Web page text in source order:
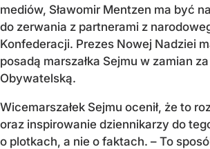
mediów, Sławomir Mentzen ma być
do zerwania z partnerami z
Konfederacji. Prezes Nowej Nadziei
posadą marszałka Sejmu w zamian
Obywatelską.
Wicemarszałek Sejmu ocenił, że to
oraz inspirowanie dziennikarzy do
o plotkach, a nie o faktach. – To